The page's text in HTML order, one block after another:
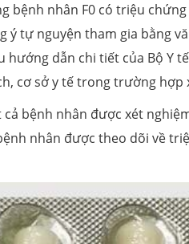
bệnh nhân F0 có triệu
ý tự nguyện tham gia bằng
hướng dẫn chi tiết của Bộ Y
cơ sở y tế trong trường
cả bệnh nhân được xét
nhân được theo dõi về